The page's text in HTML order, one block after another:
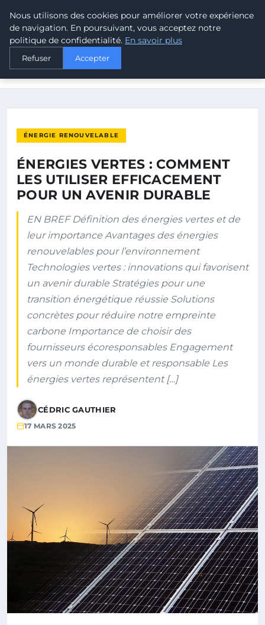
MALTA CLIMATE
ACCUEIL
ÉNERGIES VERTES : COMMENT LES UTILISER EFFICACEMENT
ÉNERGIE RENOUVELABLE
ÉNERGIES VERTES : COMMENT
LES UTILISER EFFICACEMENT
POUR UN AVENIR DURABLE
EN BREF Définition des énergies vertes et de
leur importance Avantages des énergies
renouvelables pour l’environnement
Technologies vertes : innovations qui favorisent
un avenir durable Stratégies pour une
transition énergétique réussie Solutions
concrètes pour réduire notre empreinte
carbone Importance de choisir des
fournisseurs écoresponsables Engagement
vers un monde durable et responsable Les
énergies vertes représentent […]
CÉDRIC GAUTHIER
17 MARS 2025
Nous utilisons des cookies pour améliorer votre expérience
de navigation. En poursuivant, vous acceptez notre
politique de confidentialité. En savoir plus
Refuser Accepter